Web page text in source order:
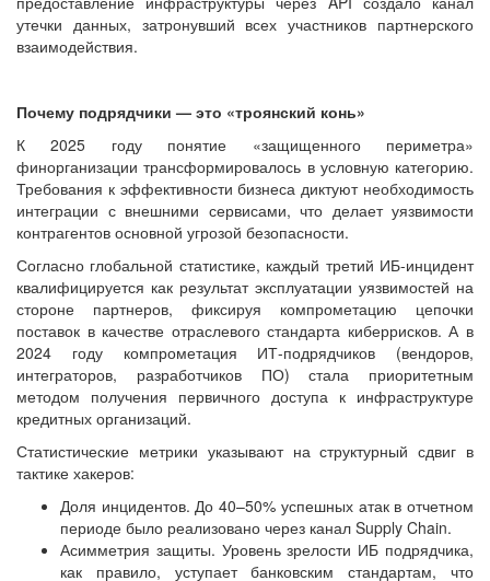
утечки данных, затронувший всех участников партнерского
взаимодействия.
Почему подрядчики — это «троянский конь»
К 2025 году понятие «защищенного периметра»
финорганизации трансформировалось в условную категорию.
Требования к эффективности бизнеса диктуют необходимость
интеграции с внешними сервисами, что делает уязвимости
контрагентов основной угрозой безопасности.
Согласно глобальной статистике, каждый третий ИБ-инцидент
квалифицируется как результат эксплуатации уязвимостей на
стороне партнеров, фиксируя компрометацию цепочки
поставок в качестве отраслевого стандарта киберрисков. А в
2024 году компрометация ИТ-подрядчиков (вендоров,
интеграторов, разработчиков ПО) стала приоритетным
методом получения первичного доступа к инфраструктуре
кредитных организаций.
Статистические метрики указывают на структурный сдвиг в
тактике хакеров:
Доля инцидентов. До 40–50% успешных атак в отчетном
периоде было реализовано через канал Supply Chain.
Асимметрия защиты. Уровень зрелости ИБ подрядчика,
как правило, уступает банковским стандартам, что